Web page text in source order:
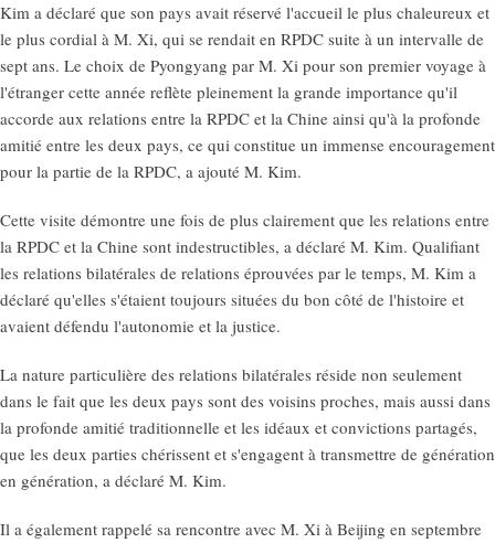
Kim a déclaré que son pays avait réservé l'accueil le plus chaleureux et
le plus cordial à M. Xi, qui se rendait en RPDC suite à un intervalle de
sept ans. Le choix de Pyongyang par M. Xi pour son premier voyage à
l'étranger cette année reflète pleinement la grande importance qu'il
accorde aux relations entre la RPDC et la Chine ainsi qu'à la profonde
amitié entre les deux pays, ce qui constitue un immense encouragement
pour la partie de la RPDC, a ajouté M. Kim.
Cette visite démontre une fois de plus clairement que les relations entre
la RPDC et la Chine sont indestructibles, a déclaré M. Kim. Qualifiant
les relations bilatérales de relations éprouvées par le temps, M. Kim a
déclaré qu'elles s'étaient toujours situées du bon côté de l'histoire et
avaient défendu l'autonomie et la justice.
La nature particulière des relations bilatérales réside non seulement
dans le fait que les deux pays sont des voisins proches, mais aussi dans
la profonde amitié traditionnelle et les idéaux et convictions partagés,
que les deux parties chérissent et s'engagent à transmettre de génération
en génération, a déclaré M. Kim.
Il a également rappelé sa rencontre avec M. Xi à Beijing en septembre